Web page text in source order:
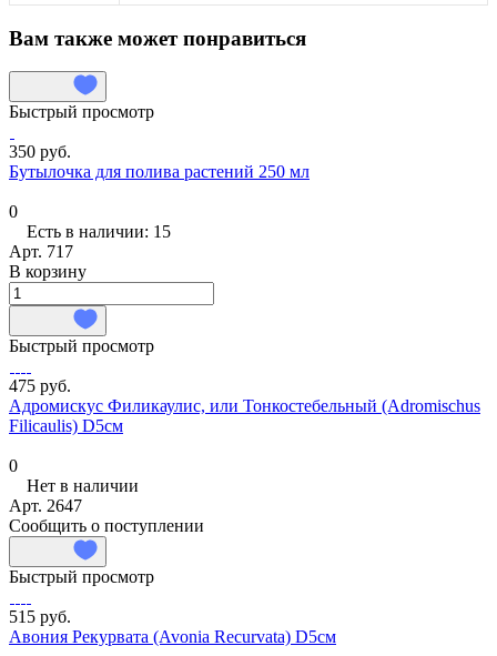
Вам также может понравиться
Быстрый просмотр
350 руб.
Бутылочка для полива растений 250 мл
0
Есть в наличии: 15
Арт. 717
В корзину
Быстрый просмотр
475 руб.
Адромискус Филикаулис, или Тонкостебельный (Adromischus
Filicaulis) D5см
0
Нет в наличии
Арт. 2647
Сообщить о поступлении
Быстрый просмотр
515 руб.
Авония Рекурвата (Avonia Recurvata) D5см